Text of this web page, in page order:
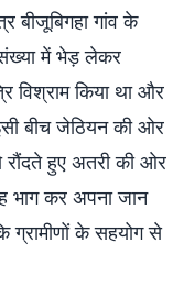
बीजूबिगहा गांव के
में भेड़ लेकर
विश्राम किया था और
बीच जेठियन की ओर
हुए अतरी की ओर
भाग कर अपना जान
ग्रामीणों के सहयोग से